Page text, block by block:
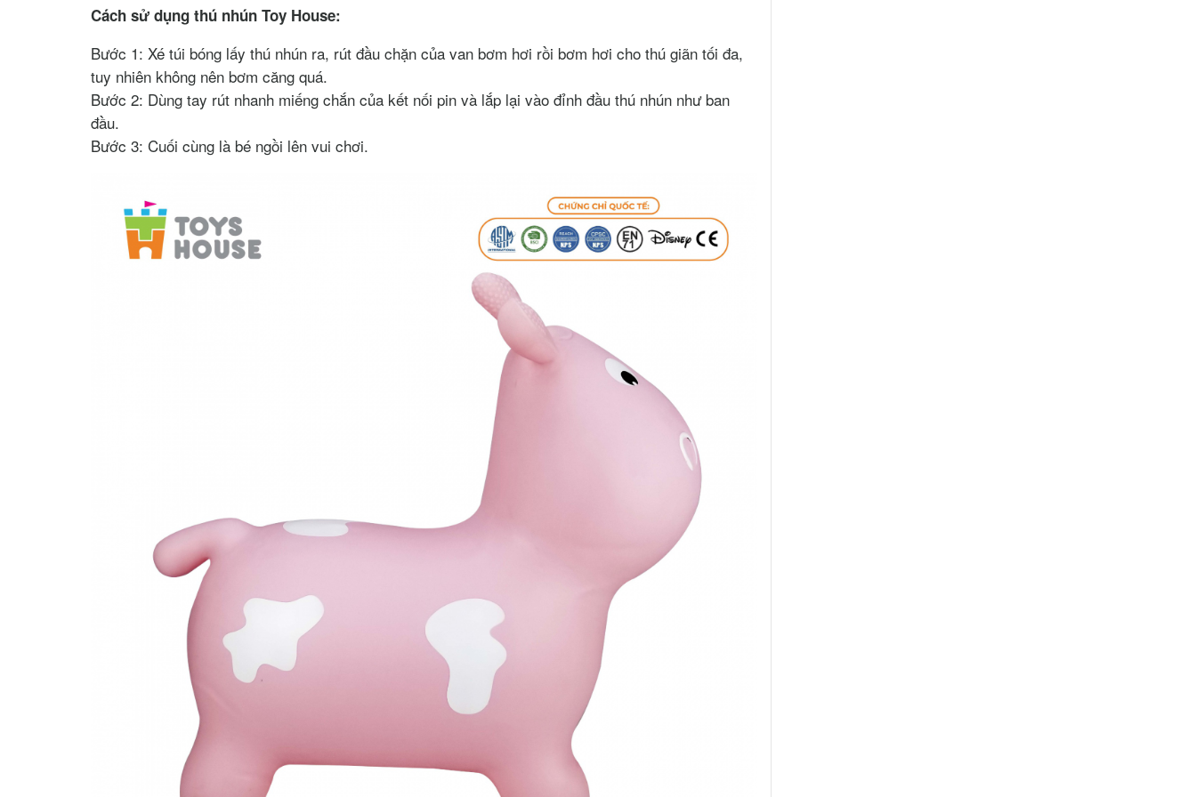
Cách sử dụng thú nhún Toy House:
Bước 1: Xé túi bóng lấy thú nhún ra, rút đầu chặn của van bơm hơi rồi bơm hơi cho thú giãn tối đa,
tuy nhiên không nên bơm căng quá.
Bước 2: Dùng tay rút nhanh miếng chắn của kết nối pin và lắp lại vào đỉnh đầu thú nhún như ban
đầu.
Bước 3: Cuối cùng là bé ngồi lên vui chơi.